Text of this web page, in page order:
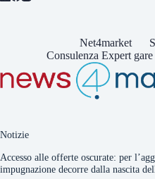
Net4market
Consulenza Expert gare
Notizie
Accesso alle offerte oscurate: per
impugnazione decorre dalla nascita